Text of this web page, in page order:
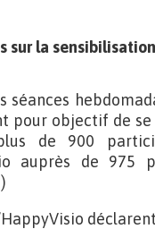
sur la
séances
pour objectif de
de 900
auprès de 975